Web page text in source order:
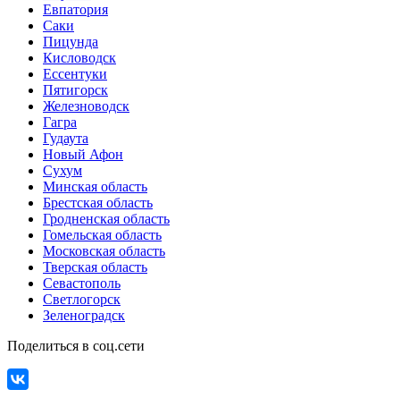
Евпатория
Саки
Пицунда
Кисловодск
Ессентуки
Пятигорск
Железноводск
Гагра
Гудаута
Новый Афон
Сухум
Минская область
Брестская область
Гродненская область
Гомельская область
Московская область
Тверская область
Севастополь
Светлогорск
Зеленоградск
Поделиться в соц.сети